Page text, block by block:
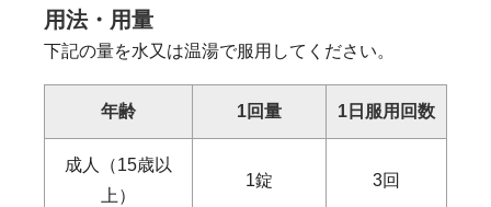
用法・用量
下記の量を水又は温湯で服用してください。
年齢 1回量 1日服用 回数
成人（15歳以
上）
1錠 3回